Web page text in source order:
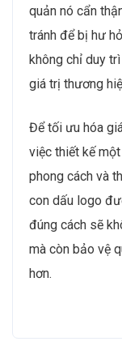
quản nó cẩn
tránh để bị hư
không chỉ duy
giá trị thương
Để tối ưu hóa
việc thiết kế
phong cách và
con dấu logo
đúng cách sẽ
mà còn bảo vệ
hơn.